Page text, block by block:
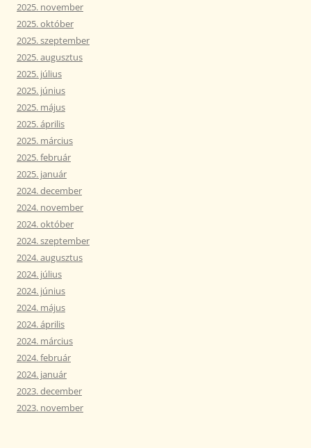
2025. november
2025. október
2025. szeptember
2025. augusztus
2025. július
2025. június
2025. május
2025. április
2025. március
2025. február
2025. január
2024. december
2024. november
2024. október
2024. szeptember
2024. augusztus
2024. július
2024. június
2024. május
2024. április
2024. március
2024. február
2024. január
2023. december
2023. november